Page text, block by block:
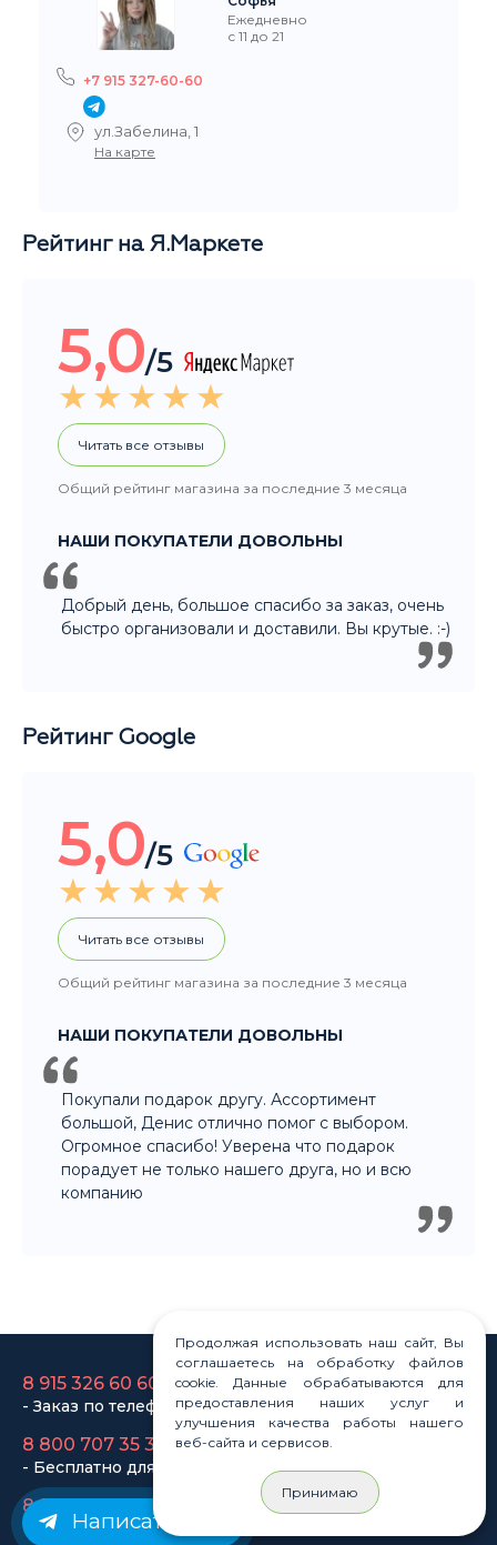
Рейтинг на Я.Маркете
5,0/5
Читать все отзывы
НАШИ ПОКУПАТЕЛИ ДОВОЛЬНЫ
Добрый день, большое спасибо за заказ, очень
быстро организовали и доставили. Вы крутые. :-)
Рейтинг Google
5,0
Читать все отзывы
НАШИ ПОКУПАТЕЛИ ДОВОЛЬНЫ
Покупали подарок другу. Ассортимент
большой, Денис отлично помог с выбором.
Огромное спасибо! Уверена что подарок
порадует не только нашего друга, но и всю
8 915 326 60 60
- Оптовый отдел
Законы
Статьи
Новости
Карта сайта
Написать нам
Продолжая использовать наш сайт, Вы
соглашаетесь на обработку файлов
cookie. Данные обрабатываются для
предоставления наших услуг и
улучшения качества работы нашего
веб-сайта и сервисов.
Принимаю